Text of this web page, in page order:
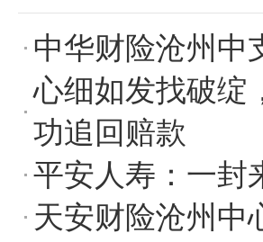
中华财险沧州中
心细如发找破
功追回赔款
平安人寿：一封
天安财险沧州中